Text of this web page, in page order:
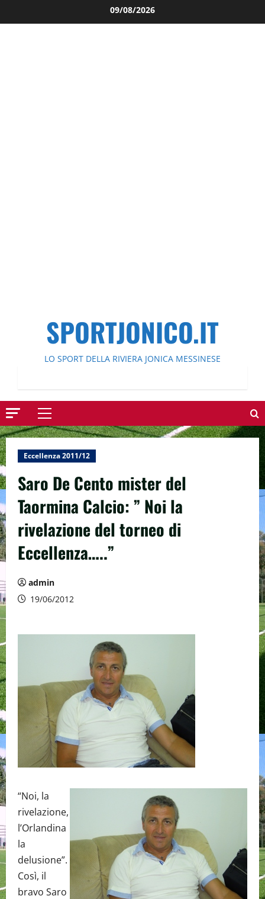
al
09/08/2026
SPORTJONICO.IT
LO SPORT DELLA RIVIERA JONICA MESSINESE
Menu
principale
Eccellenza 2011/12
Saro De Cento mister del
Taormina Calcio: ” Noi la
rivelazione del torneo di
Eccellenza…..”
admin
19/06/2012
“Noi, la
rivelazione,
l’Orlandina
la
delusione”.
Così, il
bravo Saro